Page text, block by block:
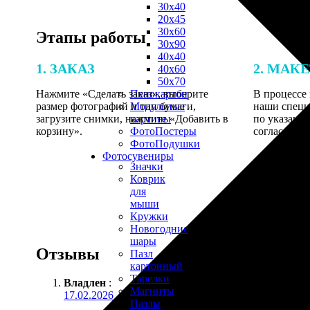
30х40
20х45
30х60
30х90
40х40
40х60
50х70
Пенокартон
Модульные
картины
ФотоПостеры
ФотоПодушки
Фотоcувениры
Значки
Коврик
для
мыши
Кружки
Новогодние
шары
Пазл
картонный
Тарелки
Магниты
Пазлы
Этапы работы
1. ЗАКАЗ
Нажмите «Сделать заказ», выберите
размер фотографий и тип бумаги,
загрузите снимки, нажмите «Добавить в
корзину».
2.
В процессе
наши
по
Отзывы
Владлен :
17.02.2026